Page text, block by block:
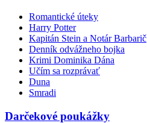
Romantické úteky
Harry Potter
Kapitán Stein a Notár Barbarič
Denník odvážneho bojka
Krimi Dominika Dána
Učím sa rozprávať
Duna
Smradi
Darčekové poukážky